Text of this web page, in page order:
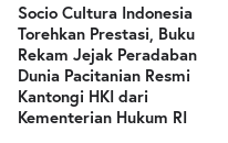
Socio Cultura Indonesia
Torehkan Prestasi, Buku
Rekam Jejak Peradaban
Dunia Pacitanian Resmi
Kantongi HKI dari
Kementerian Hukum RI